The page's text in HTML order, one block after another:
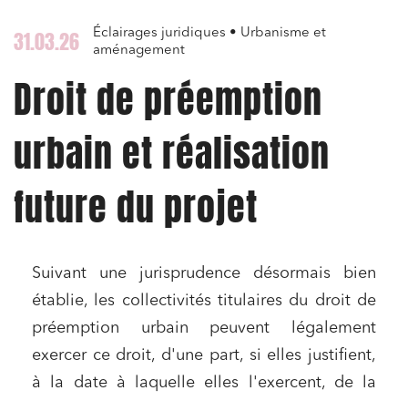
31.03.26
Éclairages juridiques • Urbanisme et
aménagement
Droit de préemption
urbain et réalisation
future du projet
Suivant une jurisprudence désormais bien
établie, les collectivités titulaires du droit de
préemption urbain peuvent légalement
exercer ce droit, d'une part, si elles justifient,
à la date à laquelle elles l'exercent, de la